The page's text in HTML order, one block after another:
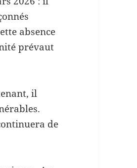
absence
prévaut
il
de